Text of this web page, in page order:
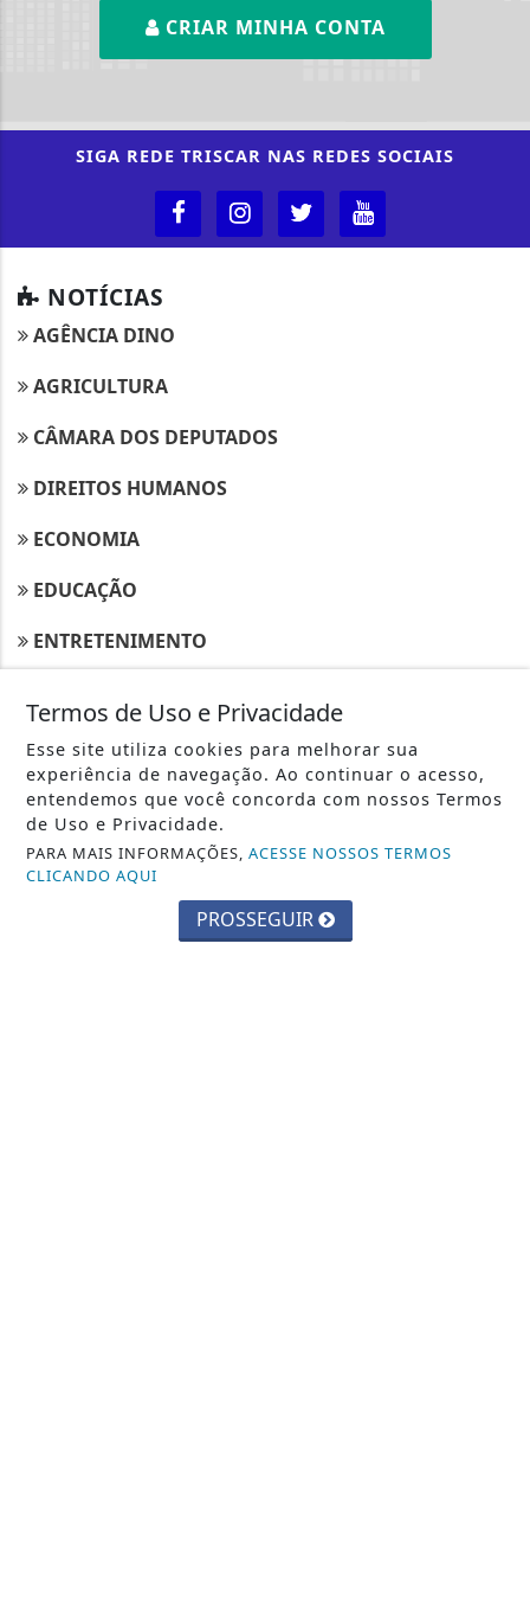
CRIAR MINHA CONTA
SIGA REDE TRISCAR NAS REDES SOCIAIS
NOTÍCIAS
AGÊNCIA DINO
AGRICULTURA
CÂMARA DOS DEPUTADOS
DIREITOS HUMANOS
ECONOMIA
EDUCAÇÃO
ENTRETENIMENTO
GERAL
GERAL
HOJE NA HISTÓRIA
INTERNACIONAL
Termos de Uso e Privacidade
Esse site utiliza cookies para melhorar sua
experiência de navegação. Ao continuar o acesso,
entendemos que você concorda com nossos Termos
de Uso e Privacidade.
PARA MAIS INFORMAÇÕES,ACESSE NOSSOS TERMOS
CLICANDO AQUI
PROSSEGUIR